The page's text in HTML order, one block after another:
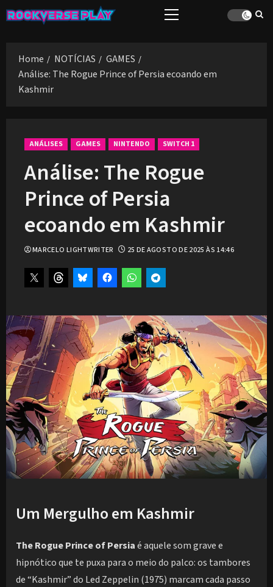
Skip
to
Primary
Home
NOTÍCIAS
GAMES
Análise: The Rogue Prince of Persia ecoando em
Kashmir
ANÁLISES GAMES NINTENDO SWITCH 1
Análise: The Rogue
Prince of Persia
ecoando em Kashmir
MARCELO LIGHTWRITER 25 DE AGOSTO DE 2025 ÀS 14:46
Um Mergulho em Kashmir
The Rogue Prince of Persiaé aquele som grave e
hipnótico que te puxa para o meio do palco: os tambores
de “Kashmir” do Led Zeppelin (1975) marcam cada passo